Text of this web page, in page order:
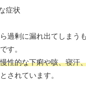
症状
過剰に漏れ出てしまう
す。
慢性的な下痢や咳、寝汗
されています。